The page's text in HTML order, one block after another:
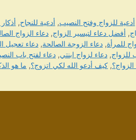
أدعية للزواج وفتح النصيب, أدعية للنجاح,
, أفضل دعاء لتيسير الزواج, دعاء الزواج
للمرأة, دعاء الزوجة الصالحة, دعاء تعجيل
للزواج, دعاء لزواج ابنتي, دعاء لفتح باب
, كيف أدعو الله لكي اتزوج؟, ما هو